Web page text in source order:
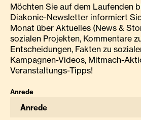
Möchten Sie auf dem Laufenden
Diakonie-Newsletter informiert
Monat über Aktuelles (News &
sozialen Projekten, Kommentare
Entscheidungen, Fakten zu
Kampagnen-Videos, Mitmach-
Veranstaltungs-Tipps!
Anrede
Anrede